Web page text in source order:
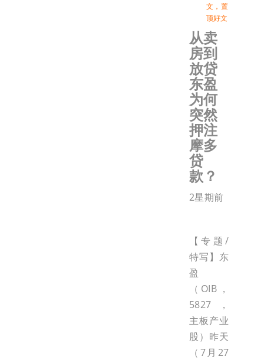
文 ， 置
顶好文
从卖
房到
放贷
东盈
为何
突然
押注
摩多
贷
款？
2星期前
【专题/
特写】东
盈
（OIB，
5827，
主板产业
股）昨天
（7月27